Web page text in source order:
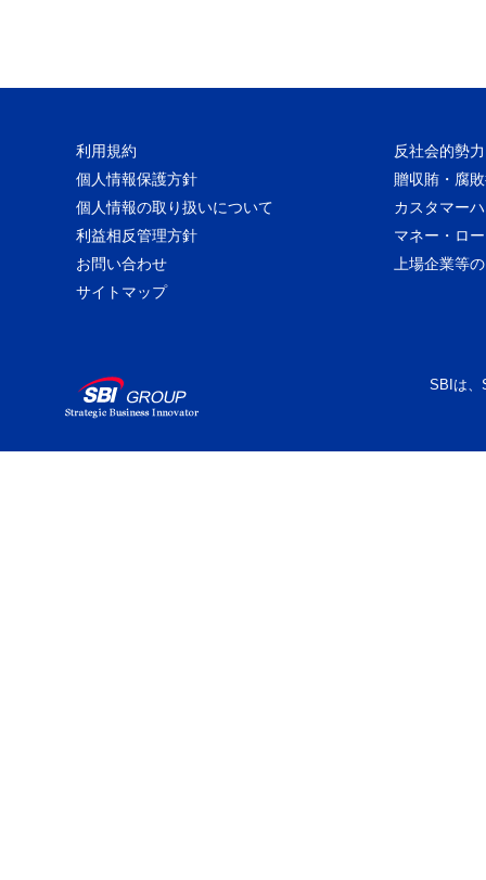
利用規約
反社会的勢
個人情報保護方針
贈収賄・腐
個人情報の取り扱いについて
カスタマー
利益相反管理方針
マネー・ロ
お問い合わせ
上場企業等
サイトマップ
SBIは、